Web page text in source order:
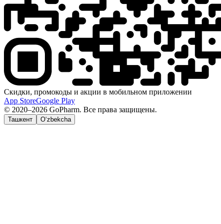
Скидки, промокоды и акции в мобильном приложении
App StoreGoogle Play
© 2020–2026 GoPharm. Все права защищены.
Ташкент O‘zbekcha